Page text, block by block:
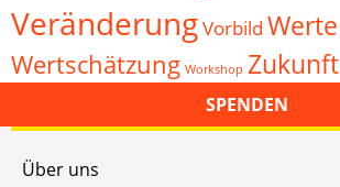
VeränderungVorbild Werte
Wertschätzung Workshop Zukunft
SPENDEN
Über uns